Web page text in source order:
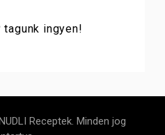
tagunk ingyen!
Receptek. Minden jog